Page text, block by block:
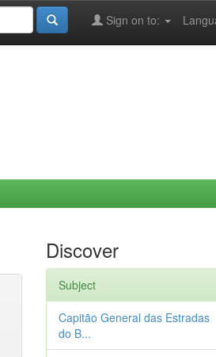
Sign on to:
Discover
Subject
Capitão General das Estradas
do B...